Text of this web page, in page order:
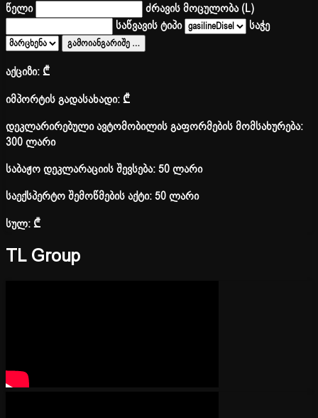
წელი
ძრავის მოცულობა (L)
საწვავის ტიპი
საჭე
გამოიანგარიშე …
აქციზი:₾
იმპორტის გადასახადი:₾
დეკლარირებული ავტომობილის გაფორმების მომსახურება:
300 ლარი
საბაჟო დეკლარაციის შევსება: 50 ლარი
საექსპერტო შემოწმების აქტი: 50 ლარი
სულ:₾
TL Group